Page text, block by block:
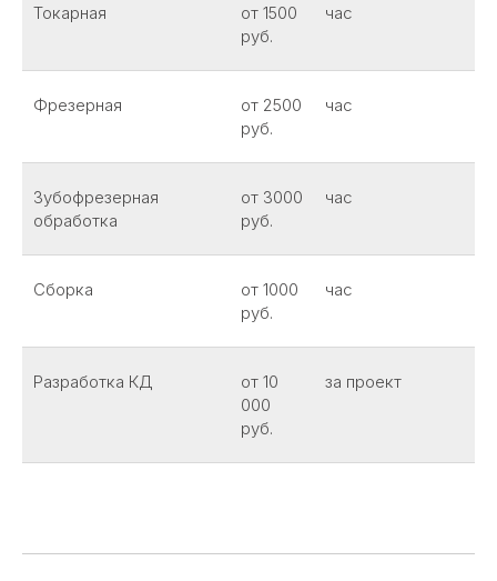
Токарная
от 1500
руб.
час
Фрезерная
от 2500
руб.
час
Зубофрезерная
обработка
от 3000
руб.
час
Сборка
от 1000
руб.
час
Разработка КД
от 10
000
руб.
за проект